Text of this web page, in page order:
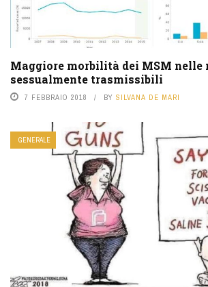
Maggiore morbilità dei MSM nelle
sessualmente trasmissibili
7 FEBBRAIO 2018 BY SILVANA DE MARI
GENERALE